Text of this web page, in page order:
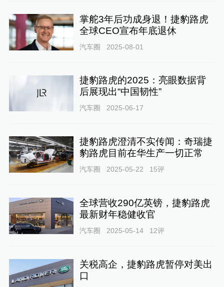
掌舵3年后功成身退！捷豹路虎
全球CEO宣布年底退休
汽车圈 2025-08-01
捷豹路虎的2025：亮眼数据背
后展现出“中国韧性”
汽车圈 2025-06-17
捷豹路虎澄清不实传闻：奇瑞捷
豹路虎目前在华生产一切正常
汽车圈 2025-05-22 15评
全球营收290亿英镑，捷豹路虎
最新财年稳健收官
汽车圈 2025-05-14 12评
关税高企，捷豹路虎暂停对美出
口